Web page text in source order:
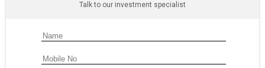
Talk to our investment specialist